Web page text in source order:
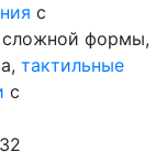
с
сложной формы,
тактильные
с